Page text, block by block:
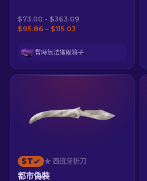
$73.00 - $363.09
$95.86 – $115.03
暫時無法獲取箱子
ST ★ 西班牙折刀
都市偽裝